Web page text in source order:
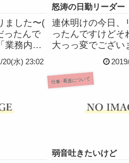
ました〜(
ったんで
業務内容
て復職し
〜」と言
告、い
整中な
...
20(水) 23:02
怒涛の日勤リーダー
連休明けの今日、
ったんですけどそ
大っっ変でござい
休のシワ寄せ…っ
ないんだけどず
って、頭も手も回
ていたのは目だ
クもマルチタス
仕事･看護について
弱音吐きたいけど